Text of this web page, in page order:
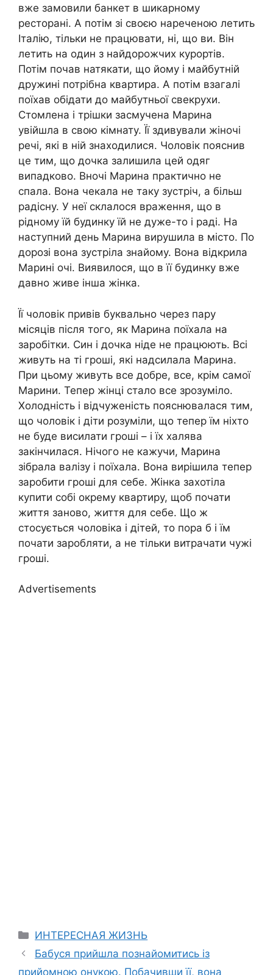
вже замовили банкет в шикарному
ресторані. А потім зі своєю нареченою летить
Італію, тільки не працювати, ні, що ви. Він
летить на один з найдорожчих курортів.
Потім почав натякати, що йому і майбутній
дружині потрібна квартира. А потім взагалі
поїхав обідати до майбутньої свекрухи.
Стомлена і трішки засмучена Марина
увійшла в свою кімнату. Її здивували жіночі
речі, які в ній знаходилися. Чоловік пояснив
це тим, що дочка залишила цей одяг
випадково. Вночі Марина практично не
спала. Вона чекала не таку зустріч, а більш
радісну. У неї склалося враження, що в
рідному їй будинку їй не дуже-то і раді. На
наступний день Марина вирушила в місто. По
дорозі вона зустріла знайому. Вона відкрила
Марині очі. Виявилося, що в її будинку вже
давно живе інша жінка.
Її чоловік привів буквально через пару
місяців після того, як Марина поїхала на
заробітки. Син і дочка ніде не працюють. Всі
живуть на ті гроші, які надсилала Марина.
При цьому живуть все добре, все, крім самої
Марини. Тепер жінці стало все зрозуміло.
Холодність і відчуженість пояснювалася тим,
що чоловік і діти розуміли, що тепер їм ніхто
не буде висилати гроші – і їх халява
закінчилася. Нічого не кажучи, Марина
зібрала валізу і поїхала. Вона вирішила тепер
заробити гроші для себе. Жінка захотіла
купити собі окрему квартиру, щоб почати
життя заново, життя для себе. Що ж
стосується чоловіка і дітей, то пора б і їм
почати заробляти, а не тільки витрачати чужі
гроші.
Advertisements
Categories
ИНТЕРЕСНАЯ ЖИЗНЬ
Бабуся прийшла познайомитись із
прийомною онукою. Побачивши її, вона